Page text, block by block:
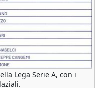
Lega Serie A, con i